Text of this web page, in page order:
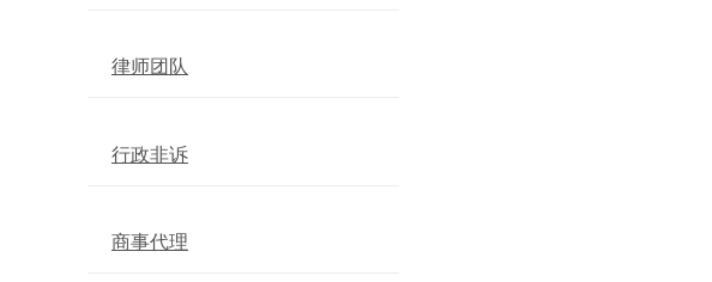
律师团队
行政非诉
商事代理